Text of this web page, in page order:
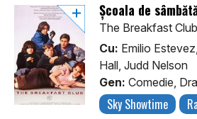
Școala de
The Breakfast Club
Cu: Emilio
Hall, Judd Nelson
Gen: Comedie,
Sky Showtime